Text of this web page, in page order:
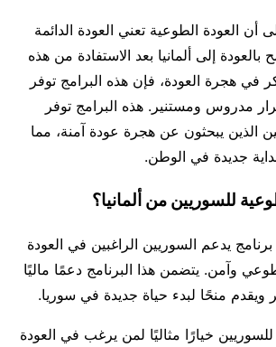
أن العودة الطوعية تعني العودة الدائمة
إلى ألمانيا بعد الاستفادة من هذه
في هجرة العودة، فإن هذه البرامج توفر
مدروس ومستنير. هذه البرامج توفر
الذين يبحثون عن هجرة عودة آمنة، مما
جديدة في الوطن.
للسوريين من ألمانيا؟
يدعم السوريين الراغبين في العودة
وآمن. يتضمن هذا البرنامج دعمًا ماليًا
منحًا لبدء حياة جديدة في سوريا.
خيارًا مثاليًا لمن يرغب في العودة